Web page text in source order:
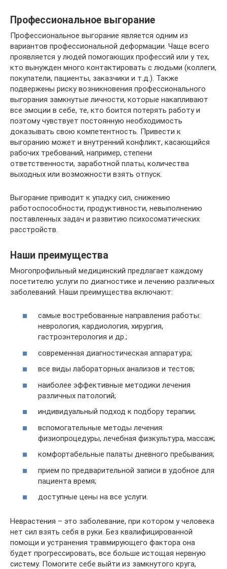
Профессиональное выгорание
Профессиональное выгорание является одним из
вариантов профессиональной деформации. Чаще всего
проявляется у людей помогающих профессий или у тех,
кто вынужден много контактировать с людьми (коллеги,
покупатели, пациенты, заказчики и т.д.). Также
подвержены риску возникновения профессионального
выгорания замкнутые личности, которые накапливают
все эмоции в себе, те, кто боится потерять работу и
поэтому чувствует постоянную необходимость
доказывать свою компетентность. Привести к
выгоранию может и внутренний конфликт, касающийся
рабочих требований, например, степени
ответственности, заработной платы, количества
выходных или возможности взять отпуск.
Выгорание приводит к упадку сил, снижению
работоспособности, продуктивности, невыполнению
поставленных задач и развитию психосоматических
расстройств.
Наши преимущества
Многопрофильный медицинский предлагает каждому
посетителю услуги по диагностике и лечению различных
заболеваний. Наши преимущества включают:
самые востребованные направления работы:
неврология, кардиология, хирургия,
гастроэнтерология и др.;
современная диагностическая аппаратура;
все виды лабораторных анализов и тестов;
наиболее эффективные методики лечения
различных патологий;
индивидуальный подход к подбору терапии;
вспомогательные методы лечения:
физиопроцедуры, лечебная физкультура, массаж;
комфортабельные палаты дневного пребывания;
прием по предварительной записи в удобное для
пациента время;
доступные цены на все услуги.
Неврастения – это заболевание, при котором у человека
нет сил взять себя в руки. Без квалифицированной
помощи и устранения травмирующего фактора она
будет прогрессировать, все больше истощая нервную
систему. Помогите себе выйти из замкнутого круга,